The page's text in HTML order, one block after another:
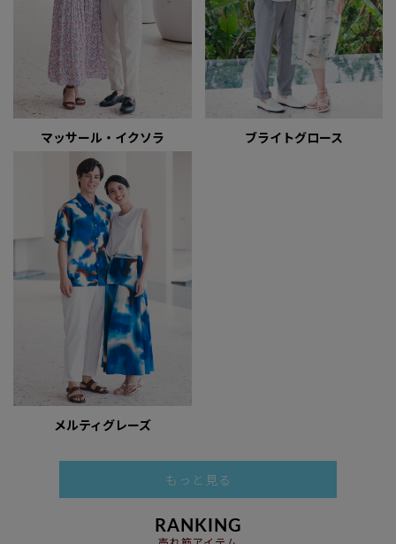
マッサール・イクソラ ブライトグロース
メルティグレーズ
もっと見る
RANKING